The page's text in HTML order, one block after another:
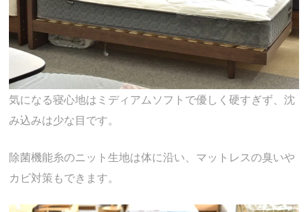
気になる寝心地はミディアムソフトで優しく硬すぎず、沈
み込みは少な目です。
除菌機能糸のニット生地は体に沿い、マットレスの臭いや
カビ対策もできます。